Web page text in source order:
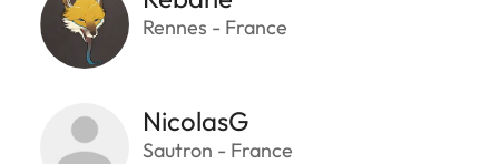
Rennes - France
NicolasG
Sautron - France